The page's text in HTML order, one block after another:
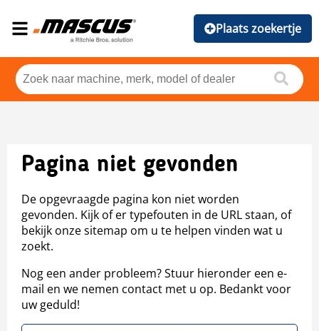
Plaats zoekertje
Pagina niet gevonden
De opgevraagde pagina kon niet worden
gevonden. Kijk of er typefouten in de URL staan, of
bekijk onze sitemap om u te helpen vinden wat u
zoekt.
Nog een ander probleem? Stuur hieronder een e-
mail en we nemen contact met u op. Bedankt voor
uw geduld!